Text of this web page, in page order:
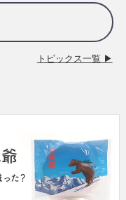
トピックス一覧 ▶